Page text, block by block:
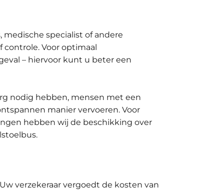
specialist of andere
Voor optimaal
– hiervoor kunt u beter een
nodig hebben, mensen met een
manier vervoeren. Voor
hebben wij de beschikking over
verzekeraar vergoedt de kosten van